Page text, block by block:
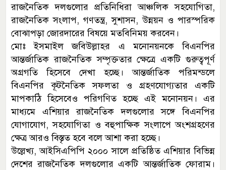
রাজনৈতিক দলগুলোর প্রতিনিধিরা আঞ্চলিক সহযোগিতা,
রাজনৈতিক সংলাপ, গণতন্ত্র, সুশাসন, উন্নয়ন ও পারস্পরিক
বোঝাপড়া জোরদারের বিষয়ে মতবিনিময় করবেন।
মোঃ ইসমাইল জবিউল্লাহর এ মনোনয়নকে বিএনপির
আন্তর্জাতিক রাজনৈতিক সম্পৃক্ততার ক্ষেত্রে একটি গুরুত্বপূর্ণ
অগ্রগতি হিসেবে দেখা হচ্ছে। আন্তর্জাতিক পরিমন্ডলে
বিএনপির কূটনৈতিক সফলতা ও গ্রহণযোগ্যতার একটি
মাপকাঠি হিসেবেও পরিগণিত হচ্ছে এই মনোনয়ন। এর
মাধ্যমে এশিয়ার রাজনৈতিক দলগুলোর সঙ্গে বিএনপির
যোগাযোগ, সহযোগিতা ও বহুপাক্ষিক সংলাপে অংশগ্রহণের
ক্ষেত্র আরও বিস্তৃত হবে বলে আশা করা হচ্ছে।
উল্লেখ্য, আইসিএপিপি ২০০০ সালে প্রতিষ্ঠিত এশিয়ার বিভিন্ন
দেশের রাজনৈতিক দলগুলোর একটি আন্তর্জাতিক ফোরাম।